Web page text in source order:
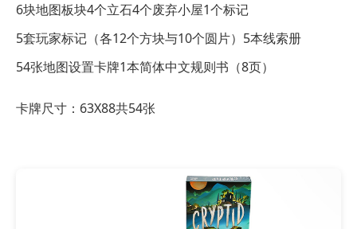
6块地图板块4个立石4个废弃小屋1个标记
5套玩家标记（各12个方块与10个圆片） 5本线索册
54张地图设置卡牌1本简体中文规则书（8页）
卡牌尺寸：63X88共54张